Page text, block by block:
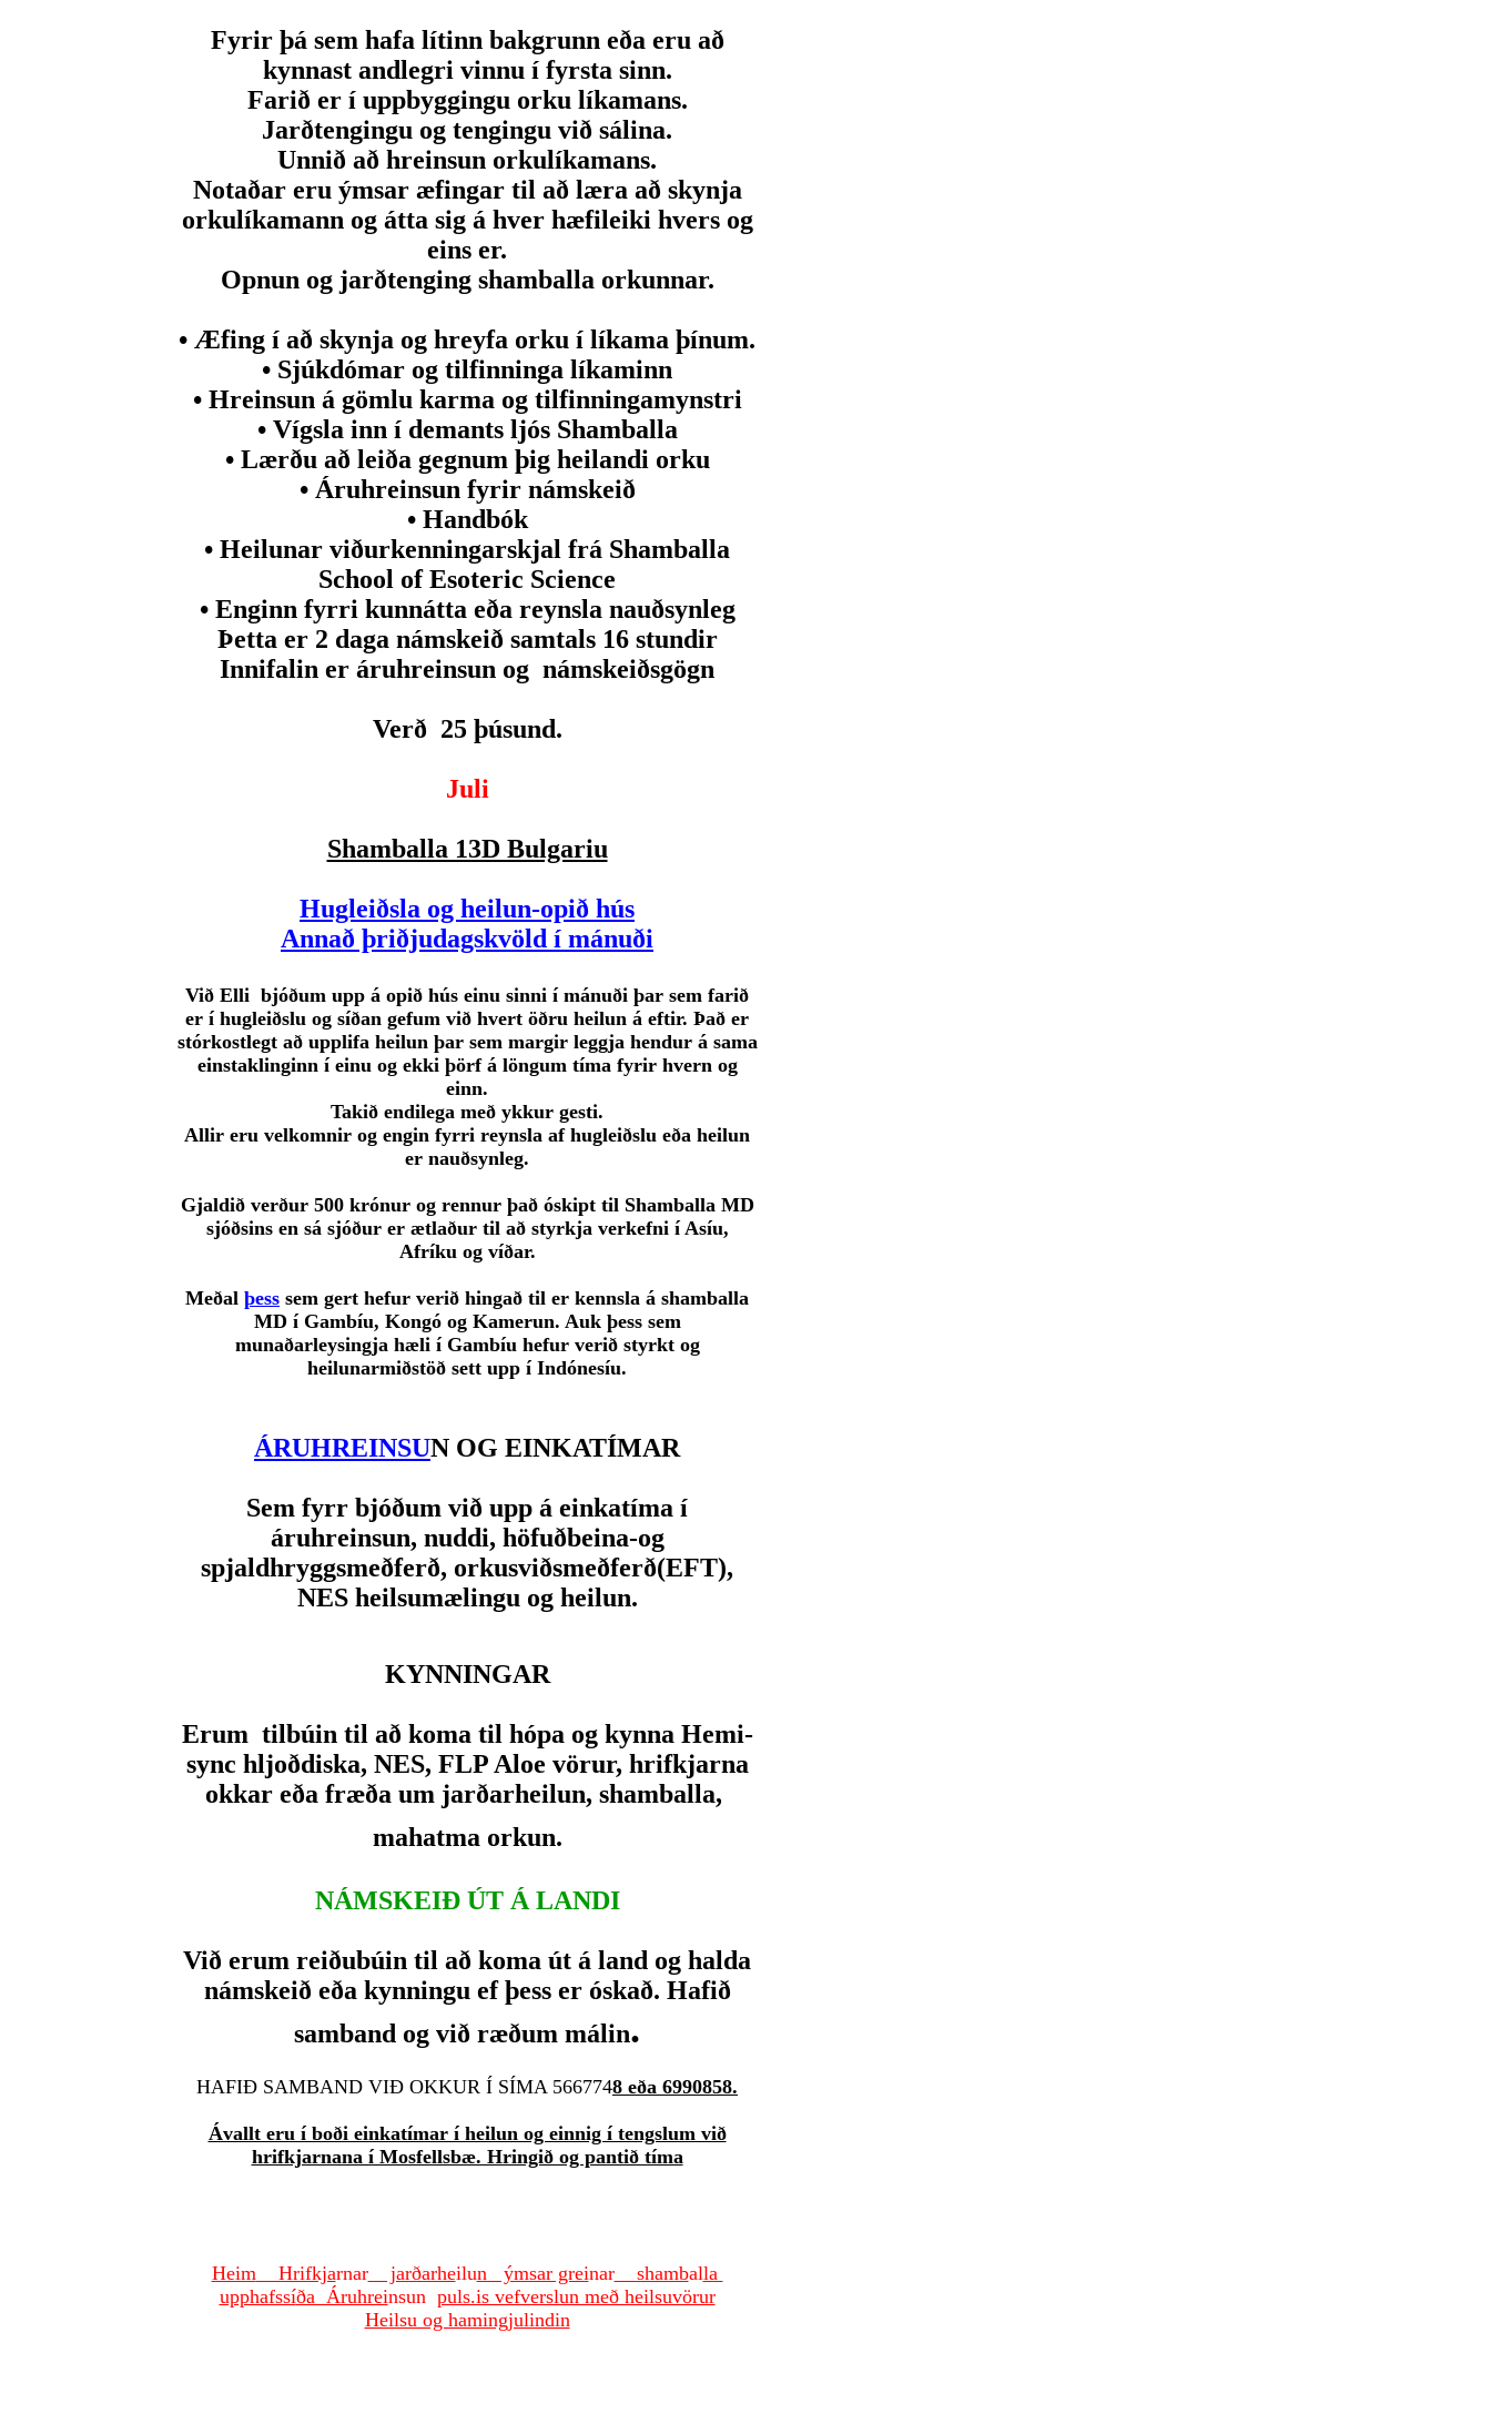
Fyrir þá sem hafa lítinn bakgrunn eða eru að
kynnast andlegri vinnu í fyrsta sinn.
Farið er í uppbyggingu orku líkamans.
Jarðtengingu og tengingu við sálina.
Unnið að hreinsun orkulíkamans.
Notaðar eru ýmsar æfingar til að læra að skynja
orkulíkamann og átta sig á hver hæfileiki hvers og
eins er.
Opnun og jarðtenging shamballa orkunnar.
• Æfing í að skynja og hreyfa orku í líkama þínum.
• Sjúkdómar og tilfinninga líkaminn
• Hreinsun á gömlu karma og tilfinningamynstri
• Vígsla inn í demants ljós Shamballa
• Lærðu að leiða gegnum þig heilandi orku
• Áruhreinsun fyrir námskeið
• Handbók
• Heilunar viðurkenningarskjal frá Shamballa
School of Esoteric Science
• Enginn fyrri kunnátta eða reynsla nauðsynleg
Þetta er 2 daga námskeið samtals 16 stundir
Innifalin er áruhreinsun og námskeiðsgögn
Verð 25 þúsund.
Juli
Shamballa 13D Bulgariu
Hugleiðsla og heilun-opið hús
Annað þriðjudagskvöld í mánuði
Við Elli bjóðum upp á opið hús einu sinni í mánuði þar sem farið
er í hugleiðslu og síðan gefum við hvert öðru heilun á eftir. Það er
stórkostlegt að upplifa heilun þar sem margir leggja hendur á sama
einstaklinginn í einu og ekki þörf á löngum tíma fyrir hvern og
einn.
Takið endilega með ykkur gesti.
Allir eru velkomnir og engin fyrri reynsla af hugleiðslu eða heilun
er nauðsynleg.
Gjaldið verður 500 krónur og rennur það óskipt til Shamballa MD
sjóðsins en sá sjóður er ætlaður til að styrkja verkefni í Asíu,
Afríku og víðar.
Meðal þess sem gert hefur verið hingað til er kennsla á shamballa
MD í Gambíu, Kongó og Kamerun. Auk þess sem
munaðarleysingja hæli í Gambíu hefur verið styrkt og
heilunarmiðstöð sett upp í Indónesíu.
ÁRUHREINSUN OG EINKATÍMAR
Sem fyrr bjóðum við upp á einkatíma í
áruhreinsun, nuddi, höfuðbeina-og
spjaldhryggsmeðferð, orkusviðsmeðferð(EFT),
NES heilsumælingu og heilun.
KYNNINGAR
Erum tilbúin til að koma til hópa og kynna Hemi-
sync hljoðdiska, NES, FLP Aloe vörur, hrifkjarna
okkar eða fræða um jarðarheilun, shamballa,
mahatma orkun.
NÁMSKEIÐ ÚT Á LANDI
Við erum reiðubúin til að koma út á land og halda
námskeið eða kynningu ef þess er óskað. Hafið
samband og við ræðum málin.
HAFIÐ SAMBAND VIÐ OKKUR Í SÍMA 5667748 eða 6990858.
Ávallt eru í boði einkatímar í heilun og einnig í tengslum við
hrifkjarnana í Mosfellsbæ. Hringið og pantið tíma
HeimHrifkjarnarjarðarheilun ýmsar greinarshamballa
upphafssíða Áruhreinsun puls.is vefverslun með heilsuvörur
Heilsu og hamingjulindin